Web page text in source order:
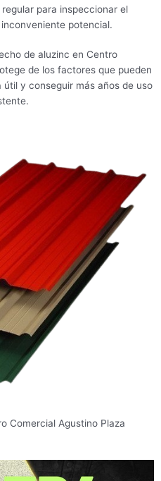
para inspeccionar el
potencial.
de aluzinc en Centro
de los factores que pueden
y conseguir más años de uso
Comercial Agustino Plaza